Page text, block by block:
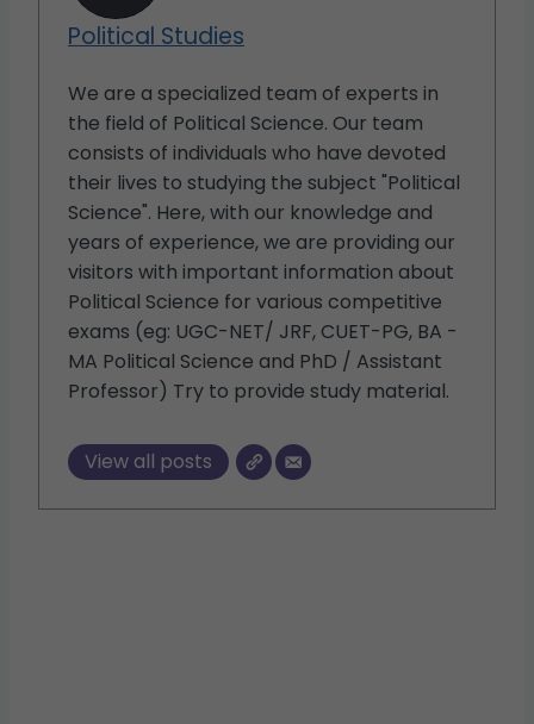
Political Studies
We are a specialized team of experts in
the field of Political Science. Our team
consists of individuals who have devoted
their lives to studying the subject "Political
Science". Here, with our knowledge and
years of experience, we are providing our
visitors with important information about
Political Science for various competitive
exams (eg: UGC-NET/ JRF, CUET-PG, BA -
MA Political Science and PhD / Assistant
Professor) Try to provide study material.
View all posts